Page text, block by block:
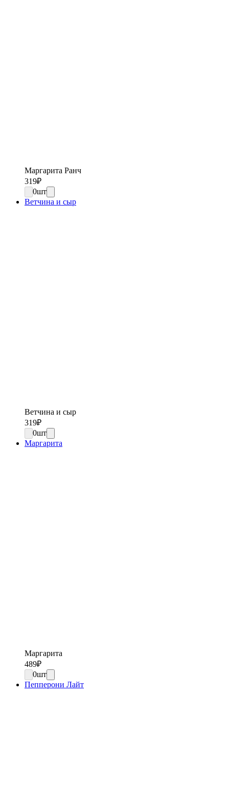
Маргарита Ранч
319₽
0шт
Ветчина и сыр
Ветчина и сыр
319₽
0шт
Маргарита
Маргарита
489₽
0шт
Пепперони Лайт